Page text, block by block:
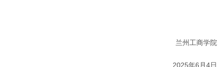
兰州工商学院
2025年6月4日